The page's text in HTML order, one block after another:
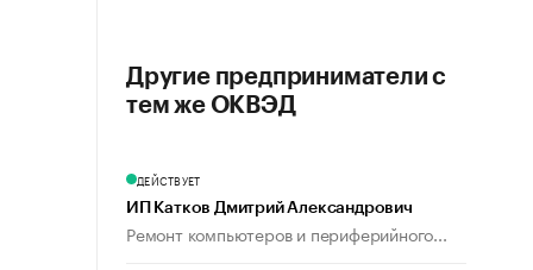
Другие предприниматели с
тем же ОКВЭД
ДЕЙСТВУЕТ
ИП Катков Дмитрий Александрович
Ремонт компьютеров и периферийного...